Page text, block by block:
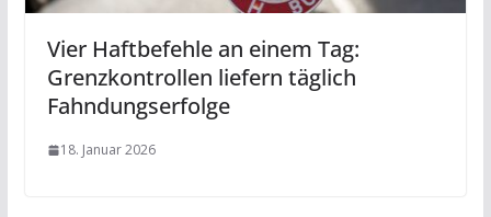
Vier Haftbefehle an einem Tag:
Grenzkontrollen liefern täglich
Fahndungserfolge
18. Januar 2026